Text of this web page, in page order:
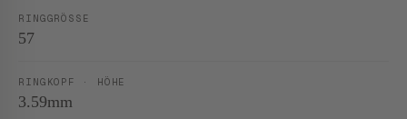
RINGGRÖSSE
57
RINGKOPF · HÖHE
3.59mm